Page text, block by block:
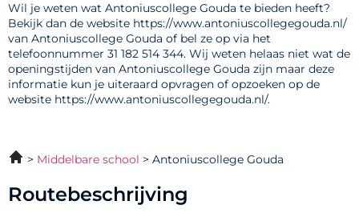
Wil je weten wat Antoniuscollege Gouda te bieden heeft?
Bekijk dan de website https://www.antoniuscollegegouda.nl/
van Antoniuscollege Gouda of bel ze op via het
telefoonnummer 31 182 514 344. Wij weten helaas niet wat de
openingstijden van Antoniuscollege Gouda zijn maar deze
informatie kun je uiteraard opvragen of opzoeken op de
website https://www.antoniuscollegegouda.nl/.
Middelbare school Antoniuscollege Gouda
Routebeschrijving